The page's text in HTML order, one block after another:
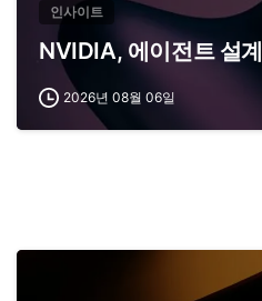
인사이트
NVIDIA, 에이전트 설
2026년 08월 06일